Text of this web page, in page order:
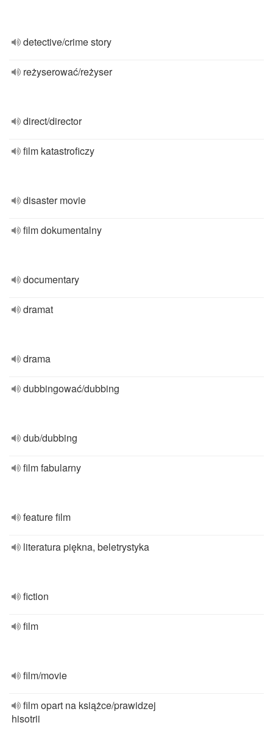
detective/crime story
reżyserować/reżyser
direct/director
film katastroficzy
disaster movie
film dokumentalny
documentary
dramat
drama
dubbingować/dubbing
dub/dubbing
film fabularny
feature film
literatura piękna, beletrystyka
fiction
film
film/movie
film opart na książce/prawidzej
hisotrii